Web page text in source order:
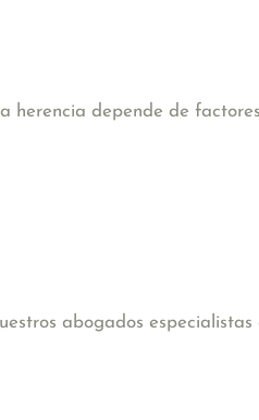
herencia depende de
abogados especialistas